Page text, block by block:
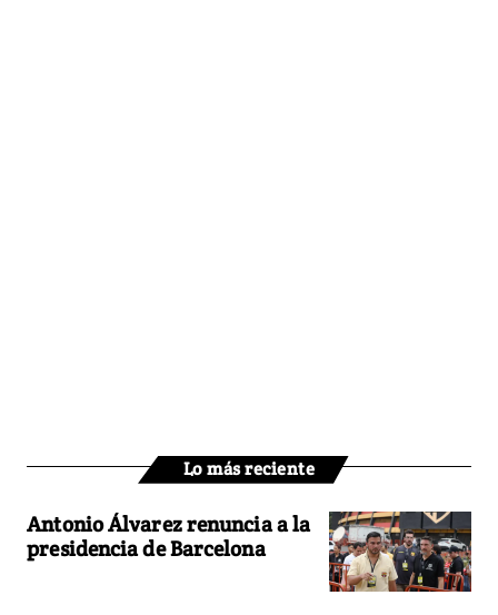
Lo más reciente
Antonio Álvarez renuncia a la
presidencia de Barcelona